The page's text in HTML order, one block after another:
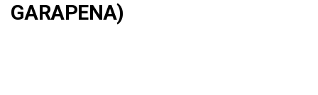
GARAPENA)